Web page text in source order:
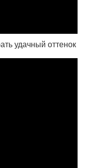
удачный оттенок